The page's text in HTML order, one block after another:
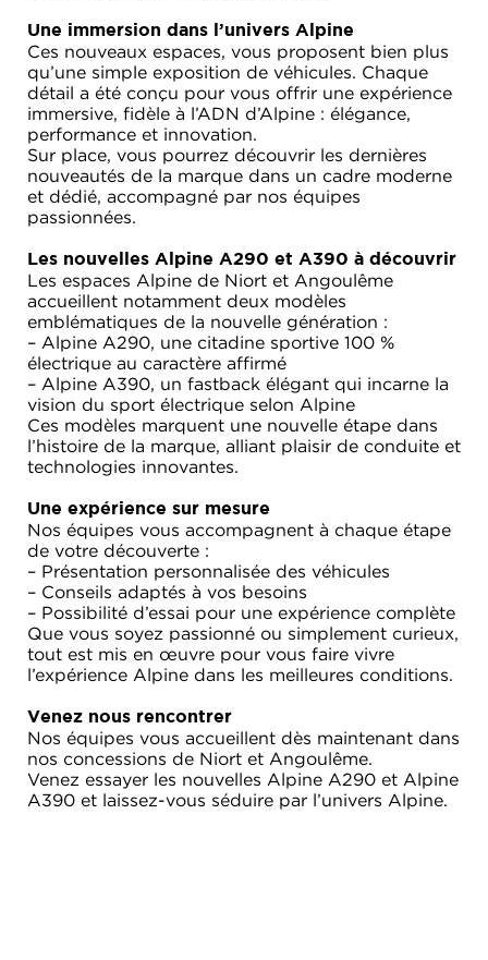
Une immersion dans l’univers Alpine
Ces nouveaux espaces, vous proposent bien plus
qu’une simple exposition de véhicules. Chaque
détail a été conçu pour vous offrir une expérience
immersive, fidèle à l’ADN d’Alpine : élégance,
performance et innovation.
Sur place, vous pourrez découvrir les dernières
nouveautés de la marque dans un cadre moderne
et dédié, accompagné par nos équipes
passionnées.
Les nouvelles Alpine A290 et A390 à découvrir
Les espaces Alpine de Niort et Angoulême
accueillent notamment deux modèles
emblématiques de la nouvelle génération :
– Alpine A290, une citadine sportive 100 %
électrique au caractère affirmé
– Alpine A390, un fastback élégant qui incarne la
vision du sport électrique selon Alpine
Ces modèles marquent une nouvelle étape dans
l’histoire de la marque, alliant plaisir de conduite et
technologies innovantes.
Une expérience sur mesure
Nos équipes vous accompagnent à chaque étape
de votre découverte :
– Présentation personnalisée des véhicules
– Conseils adaptés à vos besoins
– Possibilité d’essai pour une expérience complète
Que vous soyez passionné ou simplement curieux,
tout est mis en œuvre pour vous faire vivre
l’expérience Alpine dans les meilleures conditions.
Venez nous rencontrer
Nos équipes vous accueillent dès maintenant dans
nos concessions de Niort et Angoulême.
Venez essayer les nouvelles Alpine A290 et Alpine
A390 et laissez-vous séduire par l’univers Alpine.